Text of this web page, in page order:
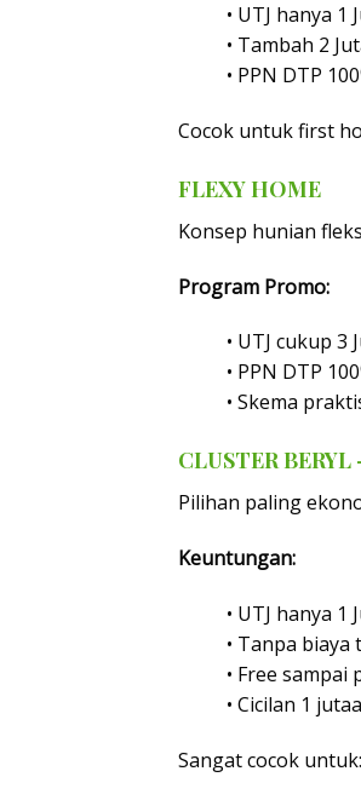
• UTJ hanya 1
• Tambah 2
• PPN DTP
Cocok untuk first
FLEXY HOME
Konsep hunian
Program Promo:
• UTJ cukup 3
• PPN DTP
• Skema
CLUSTER
Pilihan paling
Keuntungan:
• UTJ hanya 1
• Tanpa biaya
• Free
• Cicilan 1
Sangat cocok untuk: